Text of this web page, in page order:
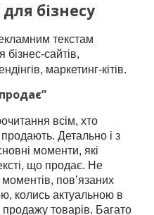
бізнесу
текстам
бізнес-сайтів,
маркетинг-кітів.
всім, хто
Детально і з
моменти, які
що продає. Не
пов’язаних
колись актуальною в
товарів. Багато